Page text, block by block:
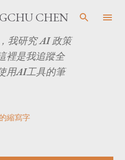
至主要內容 CHEN
我研究 AI 政策
裡是我追蹤全
用AI工具的筆
縮寫字